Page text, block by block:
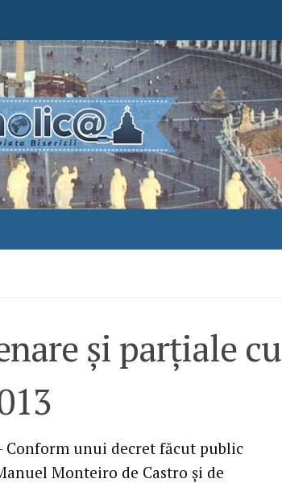
şi parţiale cu
Conform unui decret făcut public
Monteiro de Castro şi de